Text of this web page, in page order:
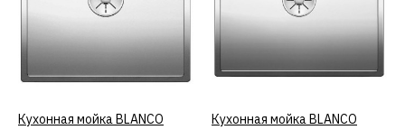
91658р.
КУПИТЬ
ДОБАВИТЬ К СРАВНЕНИЮ
КУПИТЬ
Кухонная мойка BLANCO
КУПИТЬ
Кухонная мойка BLANCO